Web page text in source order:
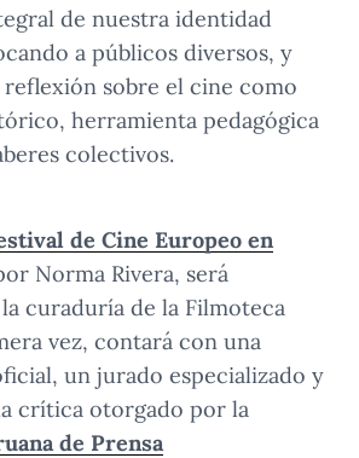
de nuestra identidad
a públicos diversos, y
sobre el cine como
herramienta pedagógica
colectivos.
de Cine Europeo en
Norma Rivera, será
curaduría de la Filmoteca
vez, contará con una
un jurado especializado y
crítica otorgado por la
de Prensa